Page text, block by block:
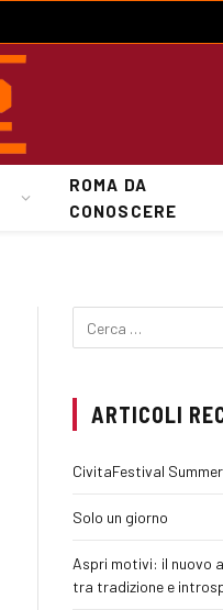
ROMA DA
CONOSCERE
ARTICOLI
CivitaFestival
Solo un giorno
Aspri motivi: il nuovo
tra tradizione e